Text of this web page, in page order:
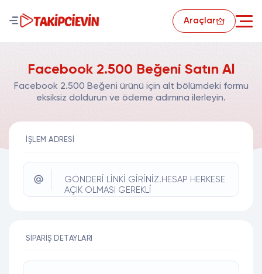
Araçlar
Facebook 2.500 Beğeni Satın Al
Facebook 2.500 Beğeni ürünü için alt bölümdeki formu
eksiksiz doldurun ve ödeme adımına ilerleyin.
İŞLEM ADRESI
GÖNDERİ LİNKİ GİRİNİZ.HESAP HERKESE
AÇIK OLMASI GEREKLİ
SIPARIŞ DETAYLARI